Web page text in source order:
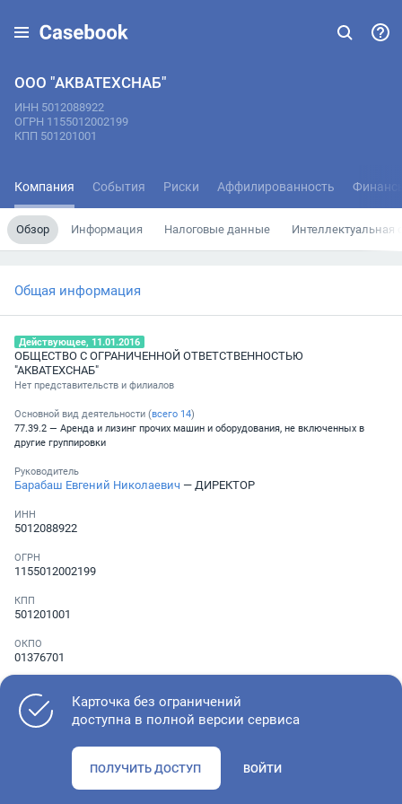
ООО "АКВАТЕХСНАБ"
ИНН 5012088922
ОГРН 1155012002199
КПП 501201001
Компания События Риски Аффилированность
Обзор Информация Налоговые данные Интеллектуальная
Общая информация
Действующее, 11.01.2016
ОБЩЕСТВО С ОГРАНИЧЕННОЙ ОТВЕТСТВЕННОСТЬЮ
"АКВАТЕХСНАБ"
Нет представительств и филиалов
Основной вид деятельности (всего 14)
77.39.2 — Аренда и лизинг прочих машин и оборудования, не включенных в
другие группировки
Руководитель
Барабаш Евгений Николаевич — ДИРЕКТОР
ИНН
5012088922
ОГРН
1155012002199
КПП
501201001
ОКПО
01376701
Не указан
Как оценить состояние компании
Карточка без ограничений
доступна в полной версии сервиса
ПОЛУЧИТЬ ДОСТУП ВОЙТИ